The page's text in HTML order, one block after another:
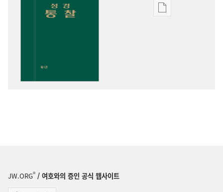
출판물
JW.ORG® / 여호와의 증인 공식 웹사이트